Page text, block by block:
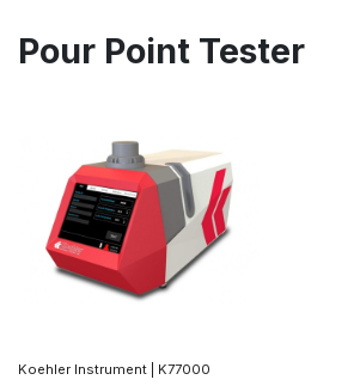
Pour Point Tester
Koehler Instrument K77000